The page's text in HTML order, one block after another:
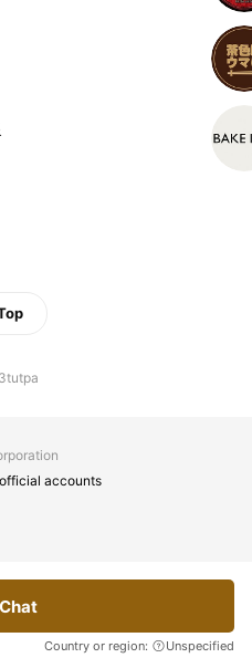
accounts
Chat
Country or region: Unspecified